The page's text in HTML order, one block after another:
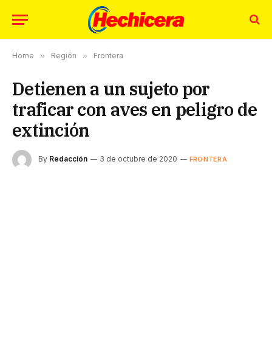
Home » Región » Frontera
Detienen a un sujeto por
traficar con aves en peligro de
extinción
By Redacción 3 de octubre de 2020 FRONTERA